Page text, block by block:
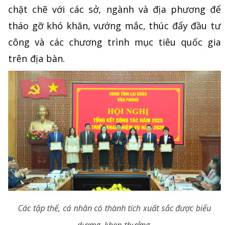
chặt chẽ với các sở, ngành và địa phương để
tháo gỡ khó khăn, vướng mắc, thúc đẩy đầu tư
công và các chương trình mục tiêu quốc gia
trên địa bàn.
Các tập thể, cá nhân có thành tích xuất sắc được biểu